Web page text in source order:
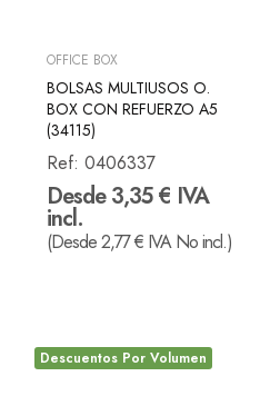
OFFICE BOX
BOLSAS MULTIUSOS O.
BOX CON REFUERZO A5
(34115)
Ref: 0406337
Desde 3,35 € IVA
incl.
(Desde 2,77 € IVA No incl.)
Descuentos Por Volumen